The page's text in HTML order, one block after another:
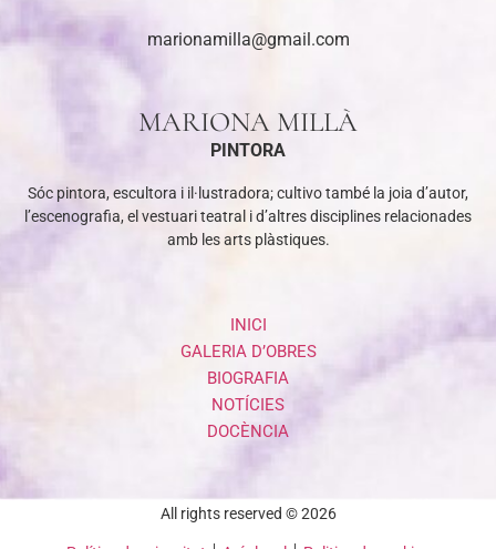
marionamilla@gmail.com
MARIONA MILLÀ
PINTORA
Sóc pintora, escultora i il·lustradora; cultivo també la joia d’autor,
l’escenografia, el vestuari teatral i d’altres disciplines relacionades
amb les arts plàstiques.
INICI
GALERIA D’OBRES
BIOGRAFIA
NOTÍCIES
DOCÈNCIA
All rights reserved © 2026